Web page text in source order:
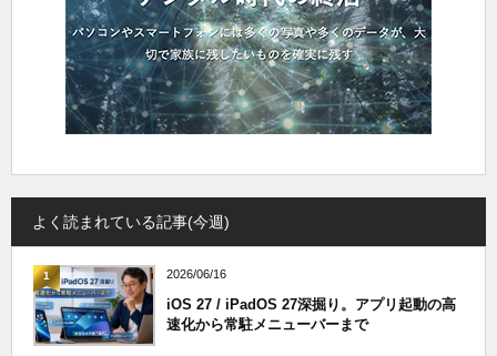
よく読まれている記事(今週)
1 2026/06/16
iOS 27 / iPadOS 27深掘り。アプリ起動の高
速化から常駐メニューバーまで